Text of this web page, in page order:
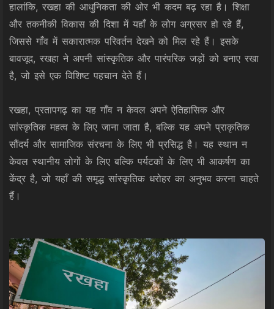
हालांकि, रखहा की आधुनिकता की ओर भी कदम बढ़ रहा है। शिक्षा
और तकनीकी विकास की दिशा में यहाँ के लोग अग्रसर हो रहे हैं,
जिससे गाँव में सकारात्मक परिवर्तन देखने को मिल रहे हैं। इसके
बावजूद, रखहा ने अपनी सांस्कृतिक और पारंपरिक जड़ों को बनाए रखा
है, जो इसे एक विशिष्ट पहचान देते हैं।
रखहा, प्रतापगढ़ का यह गाँव न केवल अपने ऐतिहासिक और
सांस्कृतिक महत्व के लिए जाना जाता है, बल्कि यह अपने प्राकृतिक
सौंदर्य और सामाजिक संरचना के लिए भी प्रसिद्ध है। यह स्थान न
केवल स्थानीय लोगों के लिए बल्कि पर्यटकों के लिए भी आकर्षण का
केंद्र है, जो यहाँ की समृद्ध सांस्कृतिक धरोहर का अनुभव करना चाहते
हैं।